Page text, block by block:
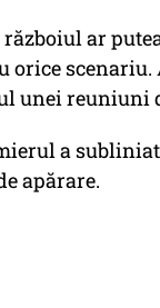
ar
orice
unei reuniuni
a
apărare.